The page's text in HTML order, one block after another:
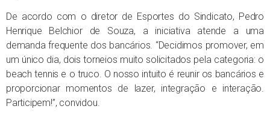
De acordo com o diretor de Esportes do Sindicato, Pedro
Henrique Belchior de Souza, a iniciativa atende a uma
demanda frequente dos bancários. “Decidimos promover, em
um único dia, dois torneios muito solicitados pela categoria: o
beach tennis e o truco. O nosso intuito é reunir os bancários e
proporcionar momentos de lazer, integração e interação.
Participem!”, convidou.